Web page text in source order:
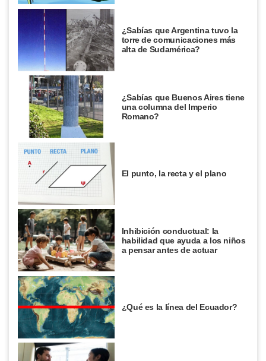
¿Sabías que Argentina tuvo la
torre de comunicaciones más
alta de Sudamérica?
¿Sabías que Buenos Aires tiene
una columna del Imperio
Romano?
El punto, la recta y el plano
Inhibición conductual: la
habilidad que ayuda a los niños
a pensar antes de actuar
¿Qué es la línea del Ecuador?